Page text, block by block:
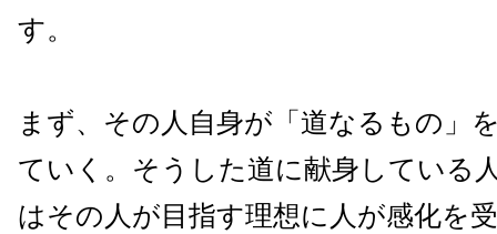
す。
まず、その人自身が「道なるもの」
ていく。そうした道に献身している
はその人が目指す理想に人が感化を